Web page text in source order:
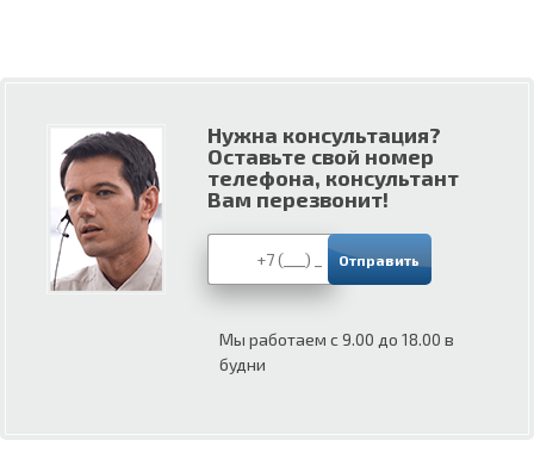
Нужна консультация?
Оставьте свой номер
телефона, консультант
Вам перезвонит!
Мы работаем с 9.00 до 18.00 в
будни